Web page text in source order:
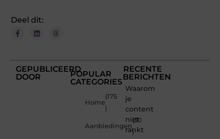
Deel dit:
GEPUBLICEERD
DOOR
POPULAR
CATEGORIES
Home
(175
)
Aanbiedingen
(30
)
RECENTE
BERICHTEN
Waarom
je
content
niet
rankt